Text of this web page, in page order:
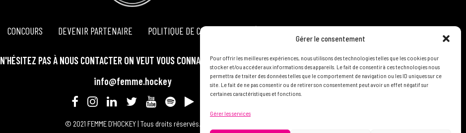
Gérer le consentement
Pour offrir les meilleures expériences, nous utilisons des technologies telles que les cookies pour
stocker et/ou accéder aux informations des appareils. Le fait de consentir à ces technologies nous
permettra de traiter des données telles que le comportement de navigation ou les ID uniques sur ce
site. Le fait de ne pas consentir ou de retirer son consentement peut avoir un effet négatif sur
certaines caractéristiques et fonctions.
Gérer les services
CONCOURS DEVENIR PARTENAIRE POLITIQUE DE CONFIDENTIALITÉ
N'HÉSITEZ PAS À NOUS CONTACTER ON VEUT VOUS CONNAÎTRE ET VOUS LIRE
info@femme.hockey
© 2021 FEMME D’HOCKEY | Tous droits réservés.